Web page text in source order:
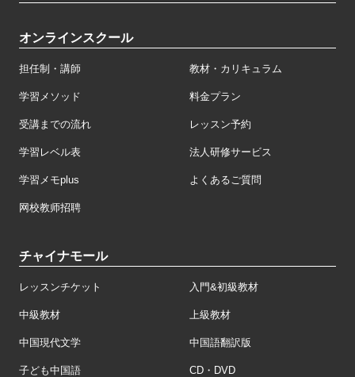
オンラインスクール
担任制・講師 教材・カリキュラム
学習メソッド 料金プラン
受講までの流れ レッスン予約
学習レベル表 法人研修サービス
学習メモplus よくあるご質問
网校教师招聘
チャイナモール
レッスンチケット 入門&初級教材
中級教材 上級教材
中国現代文学 中国語翻訳版
子ども中国語 CD・DVD